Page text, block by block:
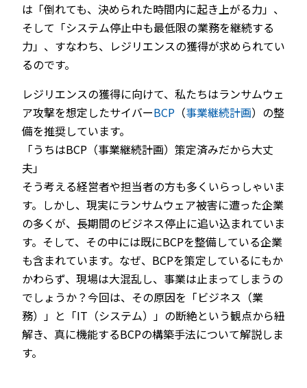
は「倒れても、決められた時間内に起き上がる力」、
そして「システム停止中も最低限の業務を継続する
力」、すなわち、レジリエンスの獲得が求められてい
るのです。
レジリエンスの獲得に向けて、私たちはランサムウェ
ア攻撃を想定したサイバーBCP （事業継続計画）の整
備を推奨しています。
「うちはBCP（事業継続計画）策定済みだから大丈
夫」
そう考える経営者や担当者の方も多くいらっしゃいま
す。しかし、現実にランサムウェア被害に遭った企業
の多くが、長期間のビジネス停止に追い込まれていま
す。そして、その中には既にBCPを整備している企業
も含まれています。なぜ、BCPを策定しているにもか
かわらず、現場は大混乱し、事業は止まってしまうの
でしょうか？今回は、その原因を「ビジネス（業
務）」と「IT（システム）」の断絶という観点から紐
解き、真に機能するBCPの構築手法について解説しま
す。